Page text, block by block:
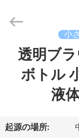
ダ
2017
(Xiamen)
Industry
小
透明ブ
ボトル
液
起源の場所: